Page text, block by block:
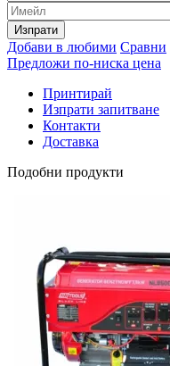
Изпрати
Добави в любими Сравни
Предложи по-ниска цена
Принтирай
Изпрати запитване
Контакти
Доставка
Подобни продукти